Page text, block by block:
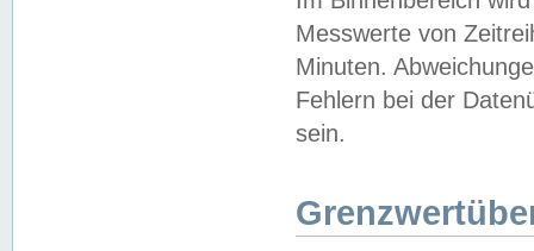
Messwerte von
Minuten.
Fehlern bei der
sein.